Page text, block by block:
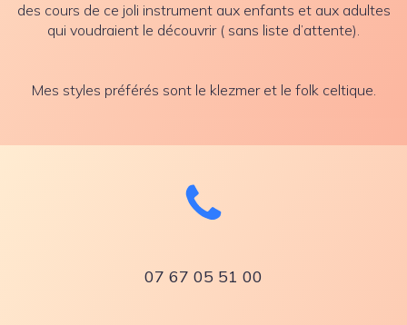
des cours de ce joli instrument aux enfants et aux adultes
qui voudraient le découvrir ( sans liste d’attente).
Mes styles préférés sont le klezmer et le folk celtique.
07 67 05 51 00